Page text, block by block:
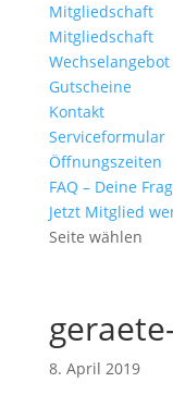
Mitgliedschaft
Mitgliedschaft
Wechselangebot
Gutscheine
Kontakt
Serviceformular
Öffnungszeiten
FAQ – Deine
Jetzt Mitglied
Seite wählen
8. April 2019